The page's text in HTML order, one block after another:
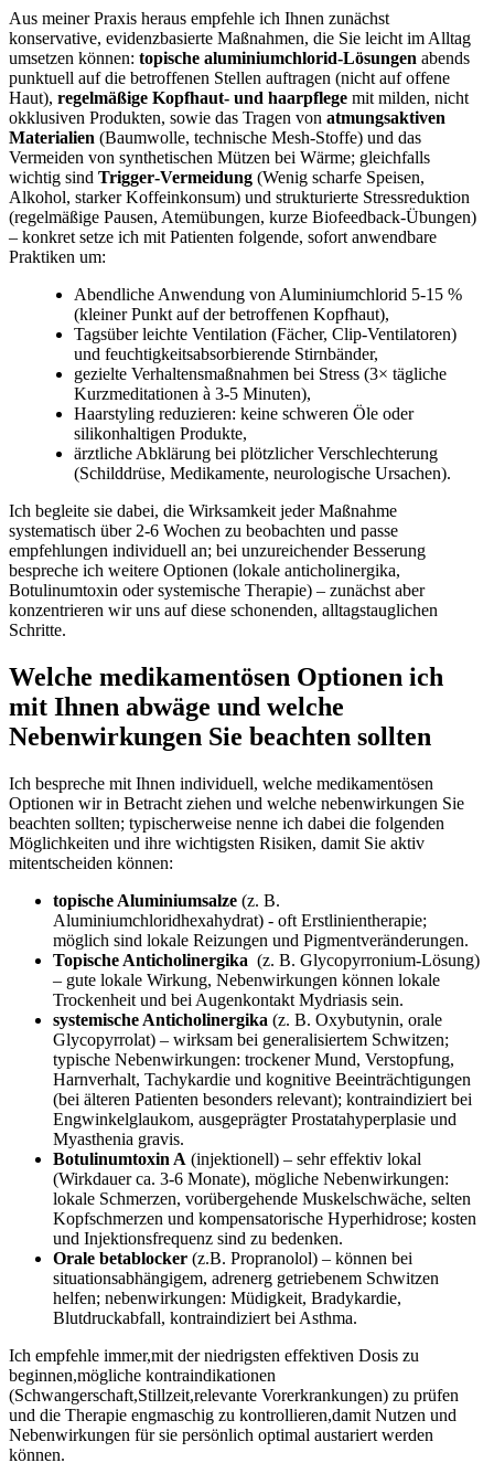
Aus meiner Praxis heraus empfehle ich Ihnen zunächst
konservative, evidenzbasierte Maßnahmen, die Sie⁢ leicht im Alltag
umsetzen können: topische aluminiumchlorid‑Lösungen abends
punktuell auf die betroffenen Stellen auftragen (nicht auf offene
Haut), regelmäßige ​Kopfhaut‑ und haarpflege mit milden, nicht
okklusiven Produkten,​ sowie das Tragen von⁣ atmungsaktiven‌
Materialien (Baumwolle,⁢ technische Mesh‑Stoffe) und das
Vermeiden von‌ synthetischen Mützen bei Wärme; gleichfalls
wichtig sind Trigger‑Vermeidung (Wenig scharfe Speisen,
Alkohol, starker Koffeinkonsum) und strukturierte Stressreduktion‍
(regelmäßige Pausen, Atemübungen, kurze​ Biofeedback‑Übungen)
– konkret setze ich mit Patienten folgende, sofort anwendbare
Praktiken um:
Abendliche Anwendung von Aluminiumchlorid ⁣5-15 %
(kleiner Punkt auf der betroffenen Kopfhaut),
Tagsüber leichte Ventilation (Fächer,⁤ Clip‑Ventilatoren)
‍und feuchtigkeitsabsorbierende Stirnbänder,
gezielte Verhaltensmaßnahmen‌ bei Stress (3× tägliche
Kurzmeditationen à 3-5⁢ Minuten),
Haarstyling reduzieren: keine schweren Öle oder
silikonhaltigen Produkte,
ärztliche Abklärung bei plötzlicher Verschlechterung
(Schilddrüse, Medikamente, ⁤neurologische Ursachen).
Ich begleite ‌sie dabei, die Wirksamkeit jeder Maßnahme
systematisch über 2-6 Wochen‍ zu beobachten und passe
empfehlungen individuell an; bei unzureichender Besserung
bespreche ich weitere Optionen (lokale anticholinergika,
Botulinumtoxin ⁣oder systemische Therapie) – ⁤zunächst aber
⁢konzentrieren ‍wir uns auf diese schonenden, alltagstauglichen
Schritte.
Welche medikamentösen Optionen ⁤ich
mit Ihnen abwäge‍ und welche
Nebenwirkungen Sie beachten sollten
Ich bespreche mit⁤ Ihnen ⁤individuell, welche medikamentösen
Optionen​ wir in Betracht ⁤ziehen ⁢und welche nebenwirkungen Sie
beachten sollten; ​typischerweise ‌nenne ich dabei die folgenden
Möglichkeiten und ihre wichtigsten Risiken, damit Sie ‍aktiv
mitentscheiden können:
topische Aluminiumsalze (z. B.⁣
Aluminiumchloridhexahydrat) -‌ oft ‍Erstlinientherapie;
möglich sind lokale Reizungen ⁣und Pigmentveränderungen.
Topische Anticholinergika ⁤ (z. B. ‍Glycopyrronium-Lösung)
– ⁣gute lokale Wirkung, ‌Nebenwirkungen können lokale
Trockenheit und bei Augenkontakt Mydriasis sein.
systemische Anticholinergika (z. B.​ Oxybutynin, orale
Glycopyrrolat) – wirksam bei generalisiertem Schwitzen;
typische⁣ Nebenwirkungen: trockener Mund, Verstopfung,
‌Harnverhalt, Tachykardie und kognitive Beeinträchtigungen
(bei älteren Patienten besonders relevant); kontraindiziert bei
‍Engwinkelglaukom, ausgeprägter Prostatahyperplasie und
Myasthenia gravis.
Botulinumtoxin A (injektionell) – sehr ⁢effektiv lokal
(Wirkdauer ca. 3-6 Monate), ⁤mögliche Nebenwirkungen:
lokale ‌Schmerzen, vorübergehende Muskelschwäche, selten
Kopfschmerzen‌ und kompensatorische⁢ Hyperhidrose;⁤ kosten
und Injektionsfrequenz ⁤sind ⁤zu bedenken.
Orale betablocker (z.B.⁣ Propranolol) – können bei⁢
situationsabhängigem, adrenerg getriebenem Schwitzen
helfen; ⁣nebenwirkungen: Müdigkeit, Bradykardie,
Blutdruckabfall,​ kontraindiziert bei Asthma.
Ich empfehle⁣ immer,mit der niedrigsten effektiven Dosis ‍zu
beginnen,mögliche kontraindikationen
(Schwangerschaft,Stillzeit,relevante Vorerkrankungen) zu prüfen
und ‌die Therapie engmaschig‌ zu ‌kontrollieren,damit‌ Nutzen und
Nebenwirkungen ⁣für sie ‌persönlich ⁢optimal austariert werden
können.